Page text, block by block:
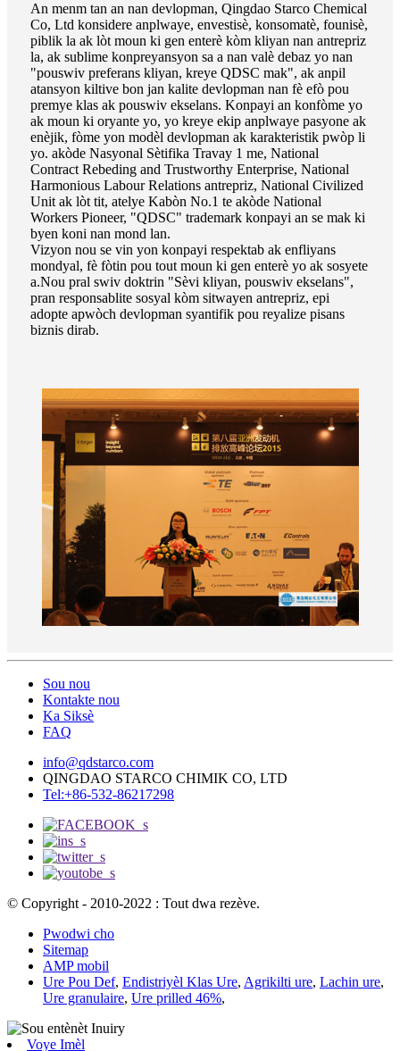
An menm tan an nan devlopman, Qingdao Starco Chemical
Co, Ltd konsidere anplwaye, envestisè, konsomatè, founisè,
piblik la ak lòt moun ki gen enterè kòm kliyan nan antrepriz
la, ak sublime konpreyansyon sa a nan valè debaz yo nan
"pouswiv preferans kliyan, kreye QDSC mak", ak anpil
atansyon kiltive bon jan kalite devlopman nan fè efò pou
premye klas ak pouswiv ekselans. Konpayi an konfòme yo
ak moun ki oryante yo, yo kreye ekip anplwaye pasyone ak
enèjik, fòme yon modèl devlopman ak karakteristik pwòp li
yo. akòde Nasyonal Sètifika Travay 1 me, National
Contract Rebeding and Trustworthy Enterprise, National
Harmonious Labour Relations antrepriz, National Civilized
Unit ak lòt tit, atelye Kabòn No.1 te akòde National
Workers Pioneer, "QDSC" trademark konpayi an se mak ki
byen koni nan mond lan.
Vizyon nou se vin yon konpayi respektab ak enfliyans
mondyal, fè fòtin pou tout moun ki gen enterè yo ak sosyete
a.Nou pral swiv doktrin "Sèvi kliyan, pouswiv ekselans",
pran responsablite sosyal kòm sitwayen antrepriz, epi
adopte apwòch devlopman syantifik pou reyalize pisans
biznis dirab.
Sou nou
Kontakte nou
Ka Siksè
FAQ
info@qdstarco.com
QINGDAO STARCO CHIMIK CO, LTD
Tel:+86-532-86217298
© Copyright - 2010-2022 : Tout dwa rezève.
Pwodwi cho
Sitemap
AMP mobil
Ure Pou Def, Endistriyèl Klas Ure, Agrikilti ure, Lachin ure,
Ure granulaire, Ure prilled 46%,
Voye Imèl